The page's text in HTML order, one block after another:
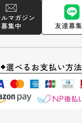
◆選べるお支払い方法